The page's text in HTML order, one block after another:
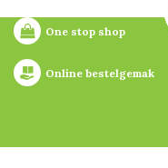
One stop shop
Online bestelgemak